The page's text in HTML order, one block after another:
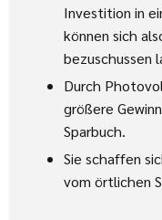
Investition in
können sich
bezuschussen
Durch
größere
Sparbuch.
Sie schaffen
vom örtlichen